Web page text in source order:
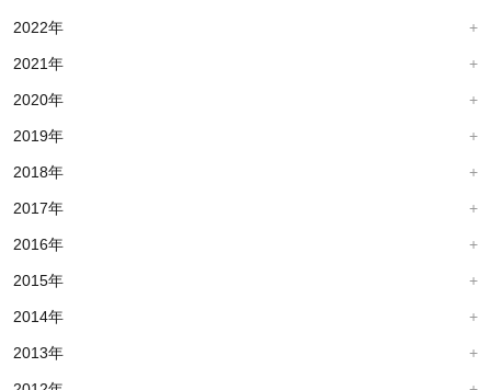
2022年
2021年
2020年
2019年
2018年
2017年
2016年
2015年
2014年
2013年